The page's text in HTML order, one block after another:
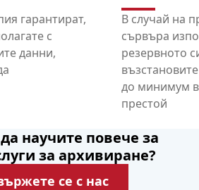
гарантират,
с
данни,
В случай на
сървъра
резервното
до минимум
престой
научите повече за
за архивиране?
се с нас